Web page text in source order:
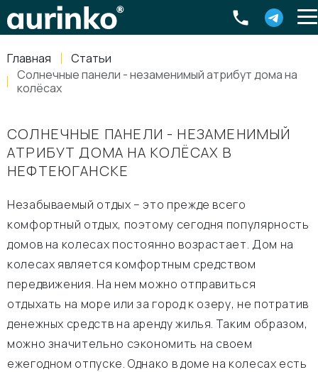
Главная
Статьи
Солнечные панели - незаменимый атрибут дома на
колёсах
СОЛНЕЧНЫЕ ПАНЕЛИ - НЕЗАМЕНИМЫЙ
АТРИБУТ ДОМА НА КОЛЁСАХ В
НЕФТЕЮГАНСКЕ
Незабываемый отдых – это прежде всего
комфортный отдых, поэтому сегодня популярность
домов на колесах постоянно возрастает. Дом на
колесах является комфортным средством
передвижения. На нем можно отправиться
отдыхать на море или за город к озеру, не потратив
денежных средств на аренду жилья. Таким образом,
можно значительно сэкономить на своем
ежегодном отпуске. Однако в доме на колесах есть
Россия, Свердловская область Екатеринбург ,
8-800-770-79-40